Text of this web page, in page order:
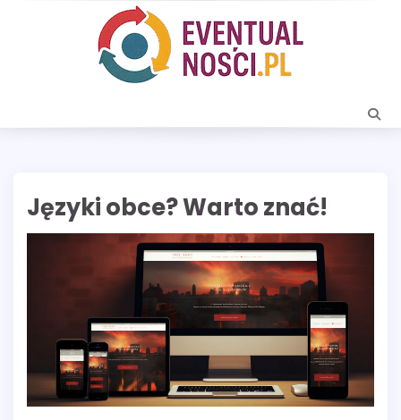
Języki obce? Warto znać!